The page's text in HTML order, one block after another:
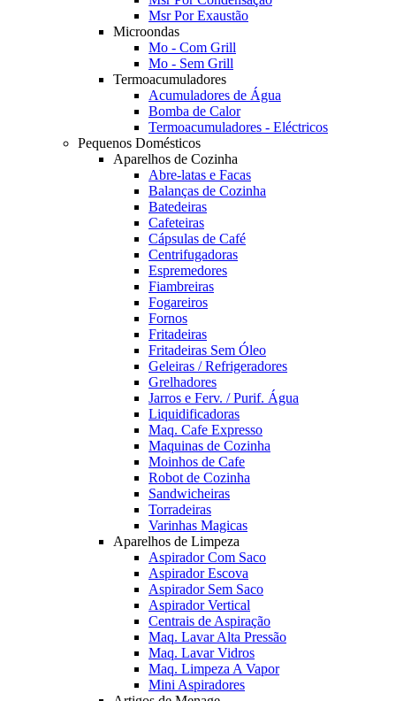
Msr Por Exaustão
Microondas
Mo - Com Grill
Mo - Sem Grill
Termoacumuladores
Acumuladores de Água
Bomba de Calor
Termoacumuladores - Eléctricos
Pequenos Domésticos
Aparelhos de Cozinha
Abre-latas e Facas
Balanças de Cozinha
Batedeiras
Cafeteiras
Cápsulas de Café
Centrifugadoras
Espremedores
Fiambreiras
Fogareiros
Fornos
Fritadeiras
Fritadeiras Sem Óleo
Geleiras / Refrigeradores
Grelhadores
Jarros e Ferv. / Purif. Água
Liquidificadoras
Maq. Cafe Expresso
Maquinas de Cozinha
Moinhos de Cafe
Robot de Cozinha
Sandwicheiras
Torradeiras
Varinhas Magicas
Aparelhos de Limpeza
Aspirador Com Saco
Aspirador Escova
Aspirador Sem Saco
Aspirador Vertical
Centrais de Aspiração
Maq. Lavar Alta Pressão
Maq. Lavar Vidros
Maq. Limpeza A Vapor
Mini Aspiradores